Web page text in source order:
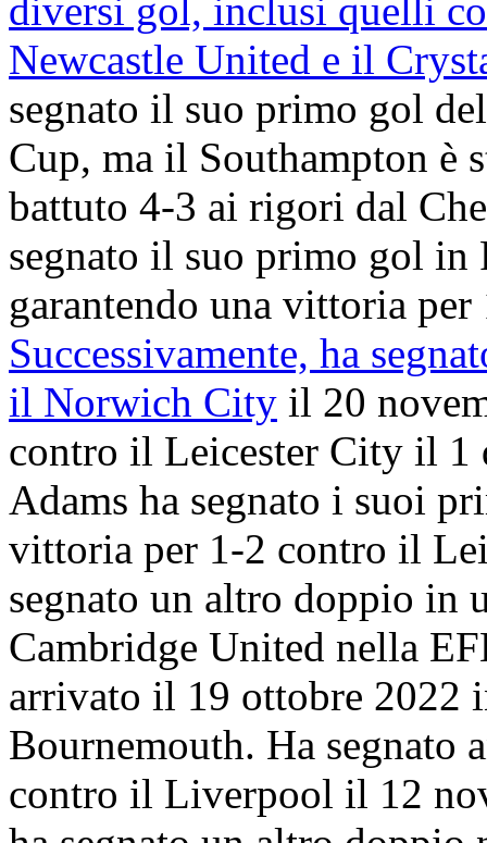
diversi gol, inclusi quelli
Newcastle United e il
segnato il suo primo gol
Cup, ma il Southampton è
battuto 4-3 ai rigori dal
segnato il suo primo gol in
garantendo una vittoria
Successivamente, ha
il Norwich City il 20
contro il Leicester City il 1
Adams ha segnato i suoi
vittoria per 1-2 contro il
segnato un altro doppio in
Cambridge United nella
arrivato il 19 ottobre 2022
Bournemouth. Ha segnato
contro il Liverpool il 12